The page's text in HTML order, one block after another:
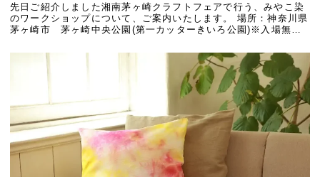
先日ご紹介しました湘南茅ヶ崎クラフトフェアで行う、みやこ染
のワークショップについて、ご案内いたします。 場所：神奈川県
茅ヶ崎市 茅ヶ崎中央公園(第一カッターきいろ公園)※入場無料